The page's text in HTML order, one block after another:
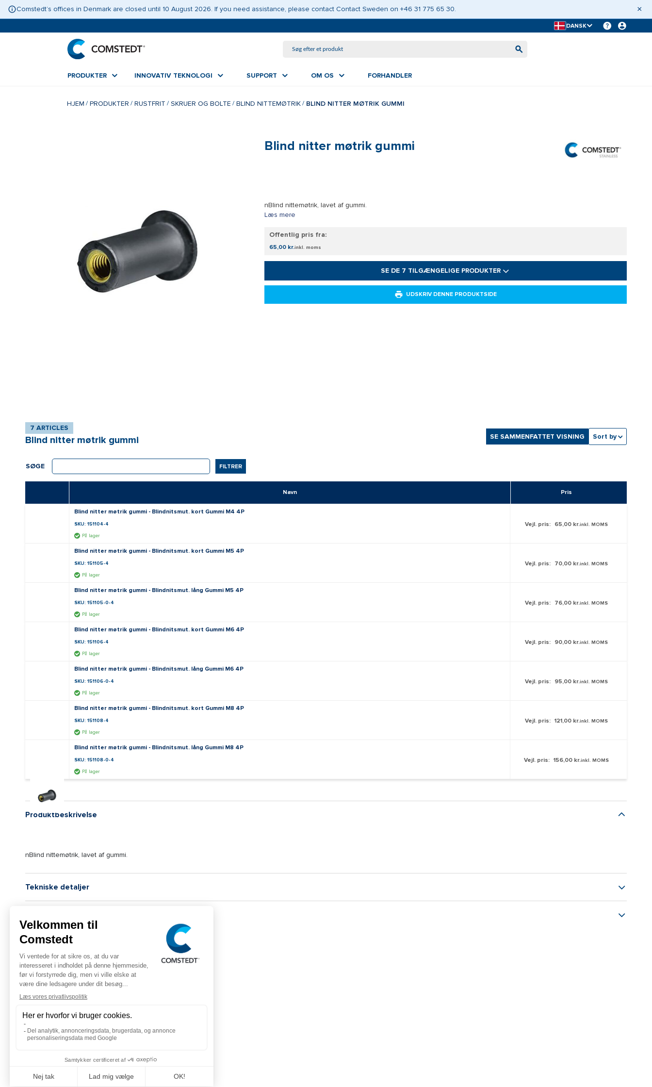
Comstedt’s offices in Denmark are closed until 10 August 2026. If you need assistance, please contact Contact Sweden on +46 31 775 65 30. ×
DANSK
PRODUKTER INNOVATIV TEKNOLOGI SUPPORT OM OS FORHANDLER
HJEM PRODUKTER RUSTFRIT SKRUER OG BOLTE BLIND NITTEMØTRIK BLIND NITTER MØTRIK GUMMI
Blind nitter møtrik gummi
nBlind nittemøtrik, lavet af gummi.
Læs mere
Offentlig pris fra:
65,00 kr.inkl. moms
SE DE 7 TILGÆNGELIGE PRODUKTER
UDSKRIV DENNE PRODUKTSIDE
SØGE FILTRER
7 ARTICLES
Blind nitter møtrik gummi SE SAMMENFATTET VISNING Sort by
Navn Pris
Blind nitter møtrik gummi - Blindnitsmut. kort Gummi M4 4P
SKU: 151104-4
På lager
Vejl. pris: 65,00 kr.inkl. MOMS
Blind nitter møtrik gummi - Blindnitsmut. kort Gummi M5 4P
SKU: 151105-4
På lager
Vejl. pris: 70,00 kr.inkl. MOMS
Blind nitter møtrik gummi - Blindnitsmut. lång Gummi M5 4P
SKU: 151105-0-4
På lager
Vejl. pris: 76,00 kr.inkl. MOMS
Blind nitter møtrik gummi - Blindnitsmut. kort Gummi M6 4P
SKU: 151106-4
På lager
Vejl. pris: 90,00 kr.inkl. MOMS
Blind nitter møtrik gummi - Blindnitsmut. lång Gummi M6 4P
SKU: 151106-0-4
På lager
Vejl. pris: 95,00 kr.inkl. MOMS
Blind nitter møtrik gummi - Blindnitsmut. kort Gummi M8 4P
SKU: 151108-4
På lager
Vejl. pris: 121,00 kr.inkl. MOMS
Blind nitter møtrik gummi - Blindnitsmut. lång Gummi M8 4P
SKU: 151108-0-4
På lager
Vejl. pris: 156,00 kr.inkl. MOMS
Produktbeskrivelse
nBlind nittemøtrik, lavet af gummi.
Tekniske detaljer